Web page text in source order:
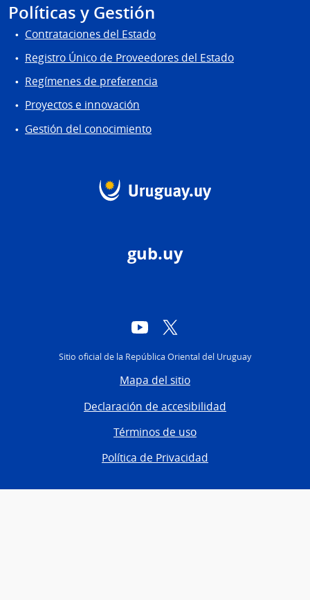
Políticas y Gestión
Contrataciones del Estado
Registro Único de Proveedores del Estado
Regímenes de preferencia
Proyectos e innovación
Gestión del conocimiento
gub.uy
YouTube
Sitio oficial de la República Oriental del Uruguay
Mapa del sitio
Declaración de accesibilidad
Términos de uso
Política de Privacidad